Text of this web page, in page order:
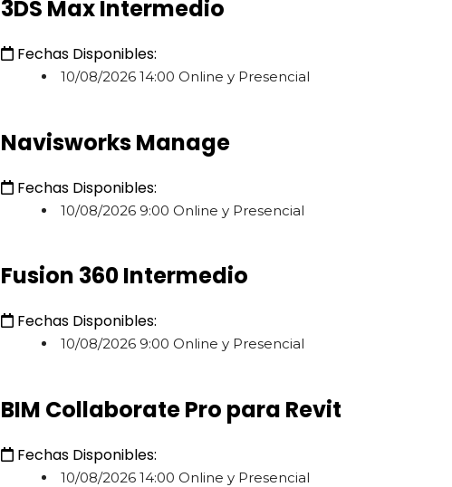
3DS Max Intermedio
Fechas Disponibles:
10/08/2026 14:00 Online y Presencial
Navisworks Manage
Fechas Disponibles:
10/08/2026 9:00 Online y Presencial
Fusion 360 Intermedio
Fechas Disponibles:
10/08/2026 9:00 Online y Presencial
BIM Collaborate Pro para Revit
Fechas Disponibles:
10/08/2026 14:00 Online y Presencial